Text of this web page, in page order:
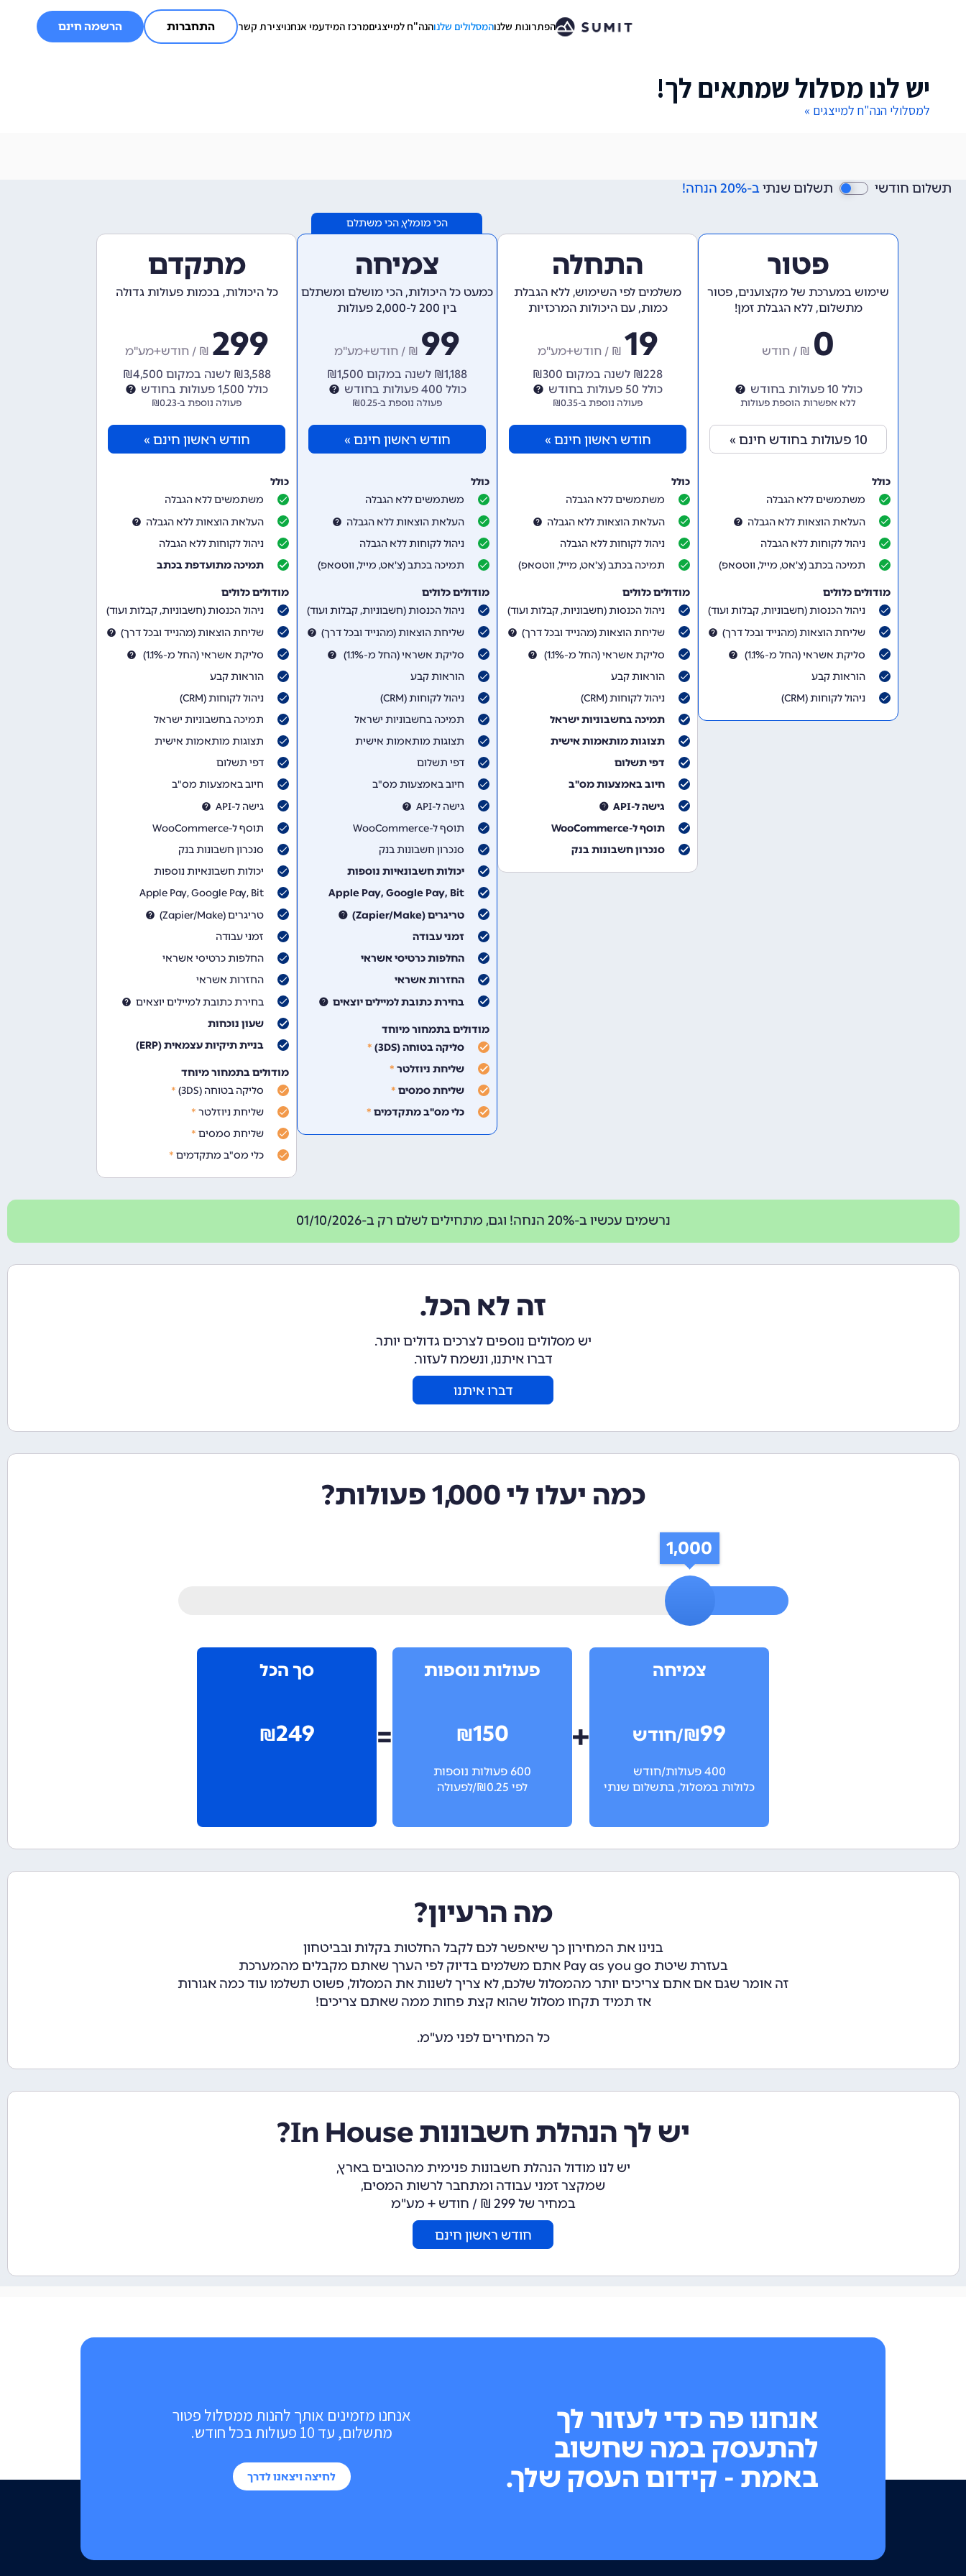
הפתרונות שלנוהמסלולים שלנוהנה"ח למייצגיםמרכז המידעמי אנחנויצירת קשר התחברות הרשמה חינם
יש לנו מסלול שמתאים לך!
למסלולי הנה"ח למייצגים »
אנחנו מזמינים אותך להנות ממסלול פטור
מתשלום, עד 10 פעולות בכל חודש.
לחיצה ויצאנו לדרך
אנחנו פה כדי לעזור לך
להתעסק במה שחשוב
באמת - קידום העסק שלך.